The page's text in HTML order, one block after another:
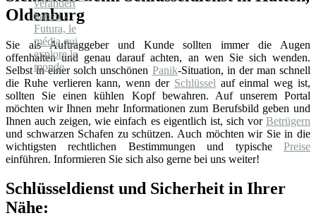
Oldenburg
Sie als Auftraggeber und Kunde sollten immer die Augen
offenhalten und genau darauf achten, an wen Sie sich wenden.
Selbst in einer solch unschönen Panik-Situation, in der man schnell
die Ruhe verlieren kann, wenn der Schlüssel auf einmal weg ist,
sollten Sie einen kühlen Kopf bewahren. Auf unserem Portal
möchten wir Ihnen mehr Informationen zum Berufsbild geben und
Ihnen auch zeigen, wie einfach es eigentlich ist, sich vor Betrügern
und schwarzen Schafen zu schützen. Auch möchten wir Sie in die
wichtigsten rechtlichen Bestimmungen und typische Preise
einführen. Informieren Sie sich also gerne bei uns weiter!
Schlüsseldienst und Sicherheit in Ihrer
Nähe: